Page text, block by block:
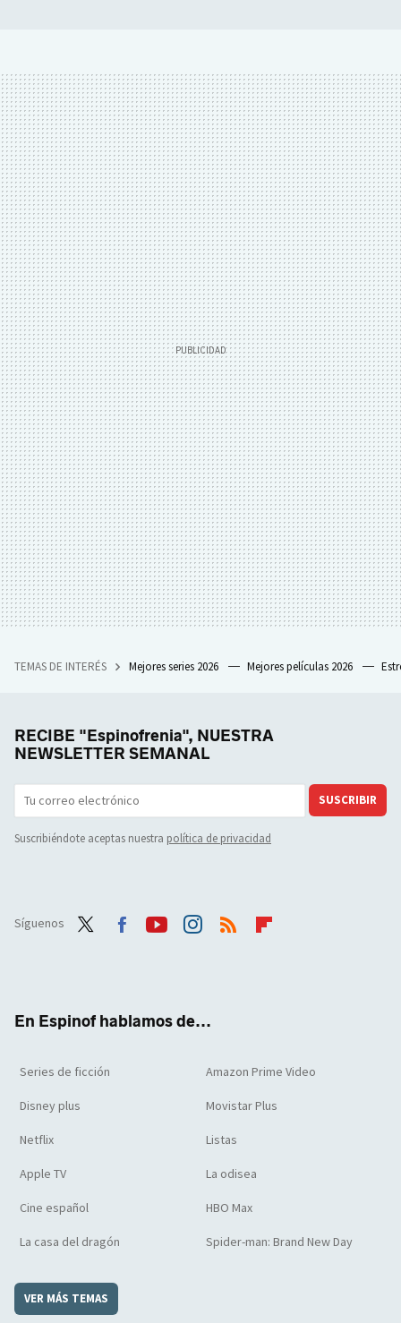
TEMAS DE INTERÉS Mejores series 2026 Mejores películas 2026
RECIBE "Espinofrenia", NUESTRA
NEWSLETTER SEMANAL
SUSCRIBIR
Suscribiéndote aceptas nuestra política de privacidad
Síguenos
En Espinof hablamos de...
Series de ficción Amazon Prime Video
Disney plus Movistar Plus
Netflix Listas
Apple TV La odisea
Cine español HBO Max
La casa del dragón Spider-man: Brand New Day
VER MÁS TEMAS